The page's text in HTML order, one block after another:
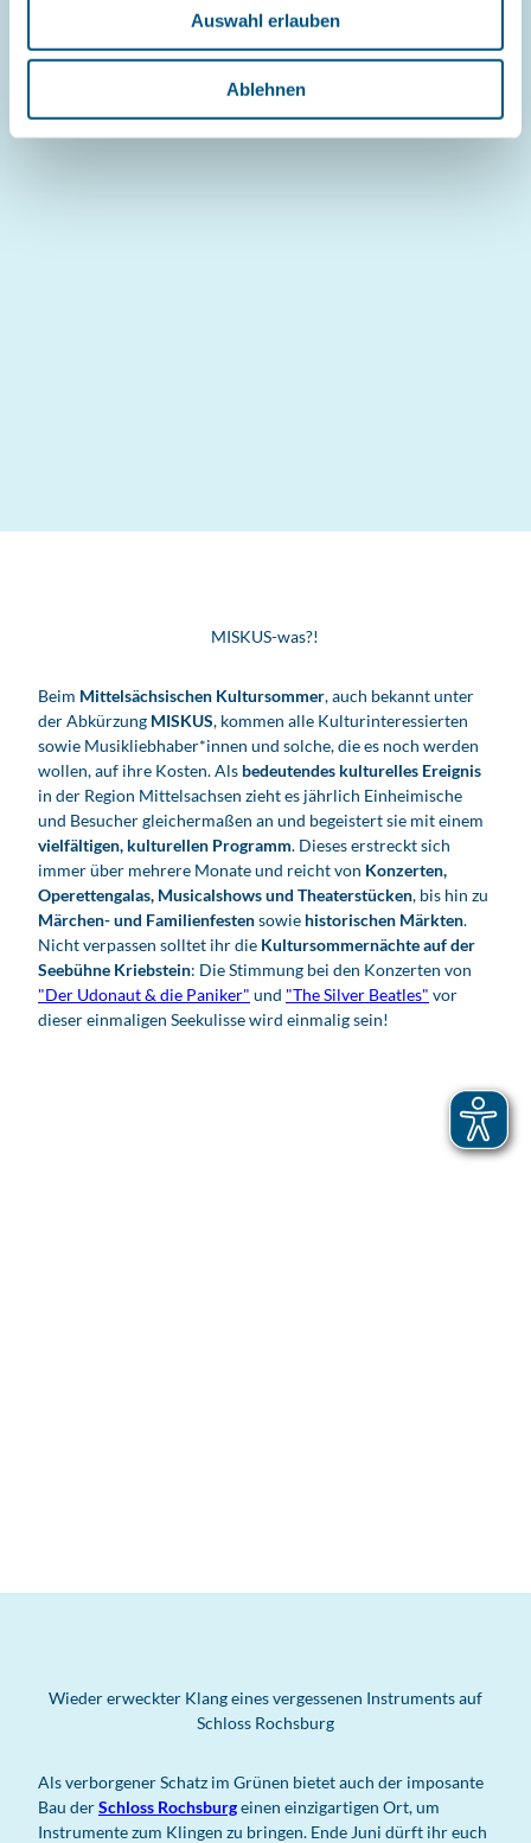
Auswahl erlauben
Ablehnen
MISKUS-was?!
Beim Mittelsächsischen Kultursommer, auch bekannt unter
der Abkürzung MISKUS, kommen alle Kulturinteressierten
sowie Musikliebhaber*innen und solche, die es noch werden
wollen, auf ihre Kosten. Als bedeutendes kulturelles Ereignis
in der Region Mittelsachsen zieht es jährlich Einheimische
und Besucher gleichermaßen an und begeistert sie mit einem
vielfältigen, kulturellen Programm. Dieses erstreckt sich
immer über mehrere Monate und reicht von Konzerten,
Operettengalas, Musicalshows und Theaterstücken, bis hin zu
Märchen- und Familienfestensowie historischen Märkten.
Nicht verpassen solltet ihr die Kultursommernächte auf der
Seebühne Kriebstein: Die Stimmung bei den Konzerten von
"Der Udonaut & die Paniker" und "The Silver Beatles" vor
dieser einmaligen Seekulisse wird einmalig sein!
Wieder erweckter Klang eines vergessenen Instruments auf
Schloss Rochsburg
Als verborgener Schatz im Grünen bietet auch der imposante
Bau derSchloss Rochsburgeinen einzigartigen Ort, um
Instrumente zum Klingen zu bringen. Ende Juni dürft ihr euch